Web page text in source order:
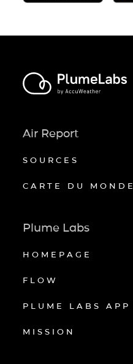
Air Report
SOURCES
CARTE DU MONDE
Plume Labs
HOMEPAGE
FLOW
PLUME LABS APP
MISSION